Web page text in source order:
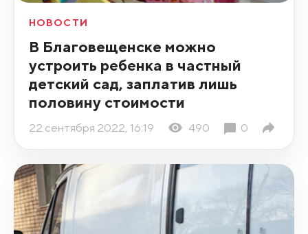
НОВОСТИ
В Благовещенске можно
устроить ребенка в частный
детский сад, заплатив лишь
половину стоимости
22 сентября 2022, 16:19 490 0